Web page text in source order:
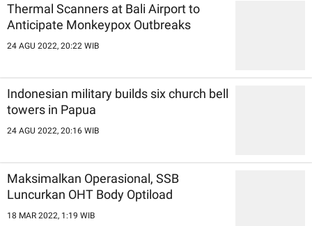
Thermal Scanners at Bali Airport to
Anticipate Monkeypox Outbreaks
24 AGU 2022, 20:22 WIB
Indonesian military builds six church bell
towers in Papua
24 AGU 2022, 20:16 WIB
Maksimalkan Operasional, SSB
Luncurkan OHT Body Optiload
18 MAR 2022, 1:19 WIB